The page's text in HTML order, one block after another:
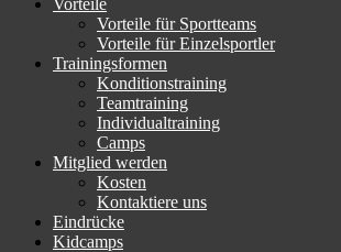
Vorteile für Sportteams
Vorteile für Einzelsportler
Trainingsformen
Konditionstraining
Teamtraining
Individualtraining
Camps
Mitglied werden
Kosten
Kontaktiere uns
Eindrücke
Kidcamps